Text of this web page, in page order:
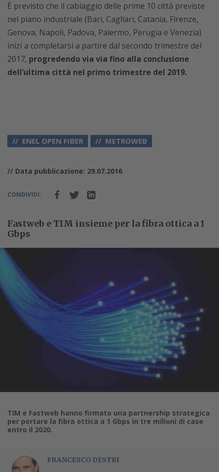
È previsto che il cablaggio delle prime 10 città previste
nel piano industriale (Bari, Cagliari, Catania, Firenze,
Genova, Napoli, Padova, Palermo, Perugia e Venezia)
inizi a completarsi a partire dal secondo trimestre del
2017, progredendo via via fino alla conclusione
dell’ultima città nel primo trimestre del 2019.
ENEL OPEN FIBER METROWEB
// Data pubblicazione: 29.07.2016
CONDIVIDI:
Fastweb e TIM insieme per la fibra ottica a 1
Gbps
TIM e Fastweb hanno firmato una partnership strategica
per portare la fibra ottica a 1 Gbps in tre milioni di case
entro il 2020.
FRANCESCO DESTRI